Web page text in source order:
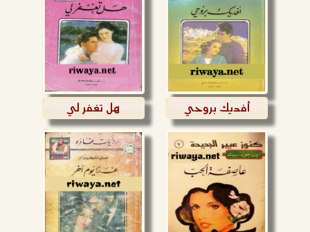
أفديك بروحي هل تغفر لي